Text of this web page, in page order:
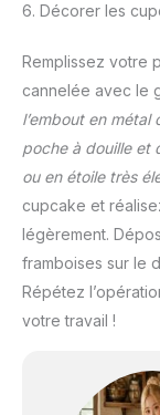
6. Décorer les
Remplissez votre
cannelée avec le
l’embout en
poche à douille et
ou en étoile très
cupcake et
légèrement.
framboises sur le
Répétez
votre travail !